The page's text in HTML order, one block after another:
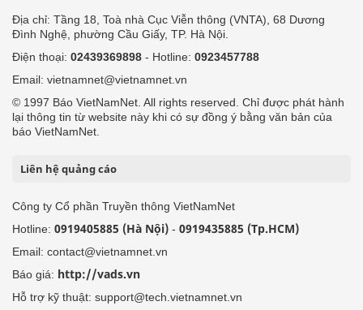
Địa chỉ: Tầng 18, Toà nhà Cục Viễn thông (VNTA), 68 Dương
Đình Nghệ, phường Cầu Giấy, TP. Hà Nội.
Điện thoại: 02439369898 - Hotline: 0923457788
Email: vietnamnet@vietnamnet.vn
© 1997 Báo VietNamNet. All rights reserved. Chỉ được phát hành
lại thông tin từ website này khi có sự đồng ý bằng văn bản của
báo VietNamNet.
Liên hệ quảng cáo
Công ty Cổ phần Truyền thông VietNamNet
Hotline: 0919405885 (Hà Nội) - 0919435885 (Tp.HCM)
Email: contact@vietnamnet.vn
Báo giá: http://vads.vn
Hỗ trợ kỹ thuật: support@tech.vietnamnet.vn